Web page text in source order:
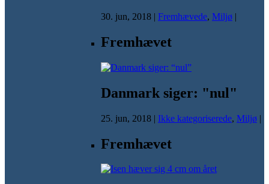
30. jun, 2018 | Fremhævede, Miljø |
Fremhævet
Danmark siger: "nul"
25. jun, 2018 | Ikke kategoriserede, Miljø |
Fremhævet